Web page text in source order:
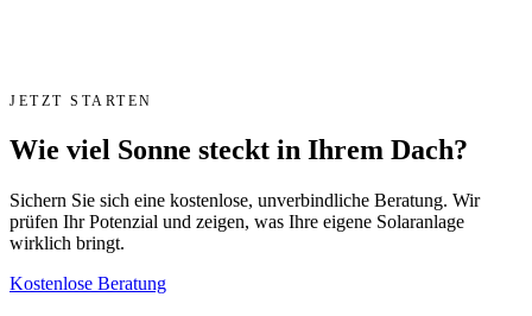
JETZT STARTEN
Wie viel Sonne steckt in Ihrem Dach?
Sichern Sie sich eine kostenlose, unverbindliche Beratung. Wir
prüfen Ihr Potenzial und zeigen, was Ihre eigene Solaranlage
wirklich bringt.
Kostenlose Beratung